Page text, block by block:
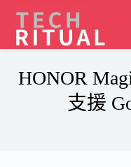
content
HONOR
支援